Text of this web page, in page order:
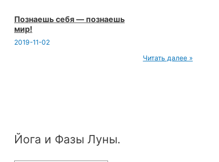
Познаешь себя — познаешь
мир!
2019-11-02
Познаешь
Читать далее »
Йога и Фазы Луны.